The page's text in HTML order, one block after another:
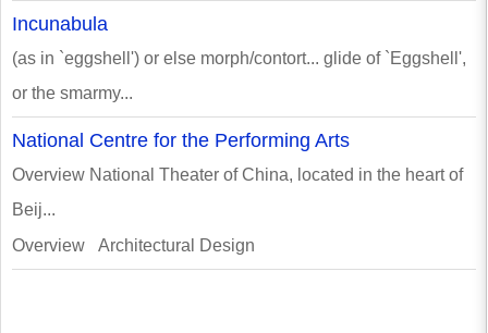
Incunabula
(as in `eggshell') or else morph/contort... glide of `Eggshell',
or the smarmy...
National Centre for the Performing Arts
Overview National Theater of China, located in the heart of
Beij...
Overview Architectural Design